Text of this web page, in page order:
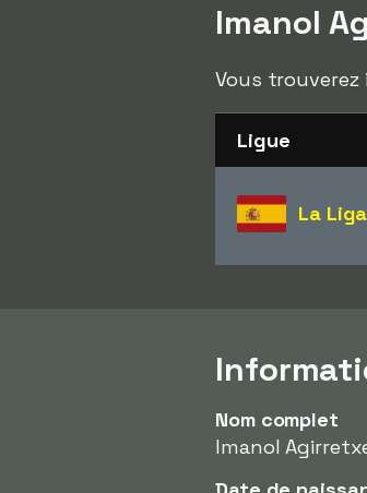
Imanol
Vous trouverez
Ligue
La Liga
Nom complet
Imanol